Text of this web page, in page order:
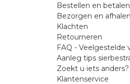
Bestellen en betalen
Bezorgen en afhalen
Klachten
Retourneren
FAQ - Veelgestelde
Aanleg tips
Zoekt u iets anders?
Klantenservice